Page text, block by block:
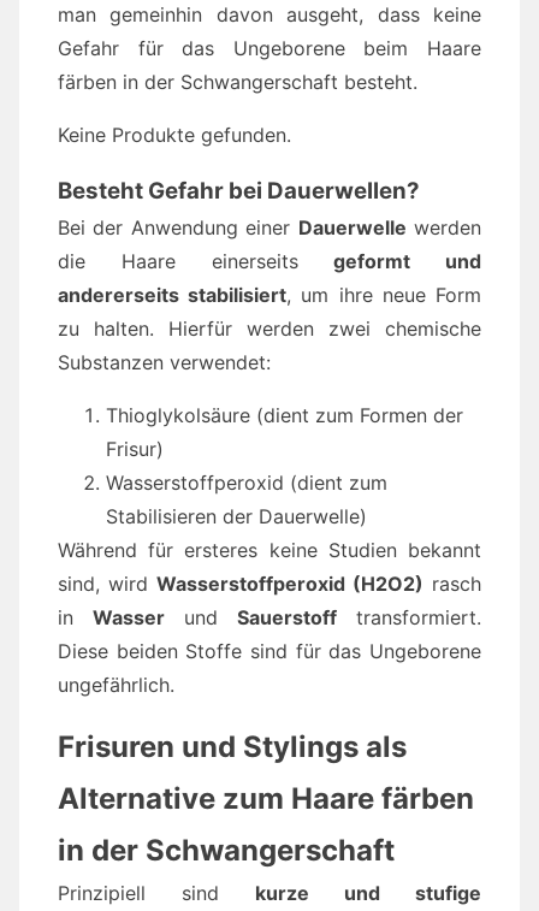
man gemeinhin davon ausgeht, dass keine
Gefahr für das Ungeborene beim Haare
färben in der Schwangerschaft besteht.
Keine Produkte gefunden.
Besteht Gefahr bei Dauerwellen?
Bei der Anwendung einer Dauerwelle werden
die Haare einerseitsgeformt und
andererseits stabilisiert, um ihre neue Form
zu halten. Hierfür werden zwei chemische
Substanzen verwendet:
Thioglykolsäure (dient zum Formen der
Frisur)
Wasserstoffperoxid (dient zum
Stabilisieren der Dauerwelle)
Während für ersteres keine Studien bekannt
sind, wird Wasserstoffperoxid (H2O2) rasch
in Wasser und Sauerstoff transformiert.
Diese beiden Stoffe sind für das Ungeborene
ungefährlich.
Frisuren und Stylings als
Alternative zum Haare färben
in der Schwangerschaft
Prinzipiell sind kurze und stufige